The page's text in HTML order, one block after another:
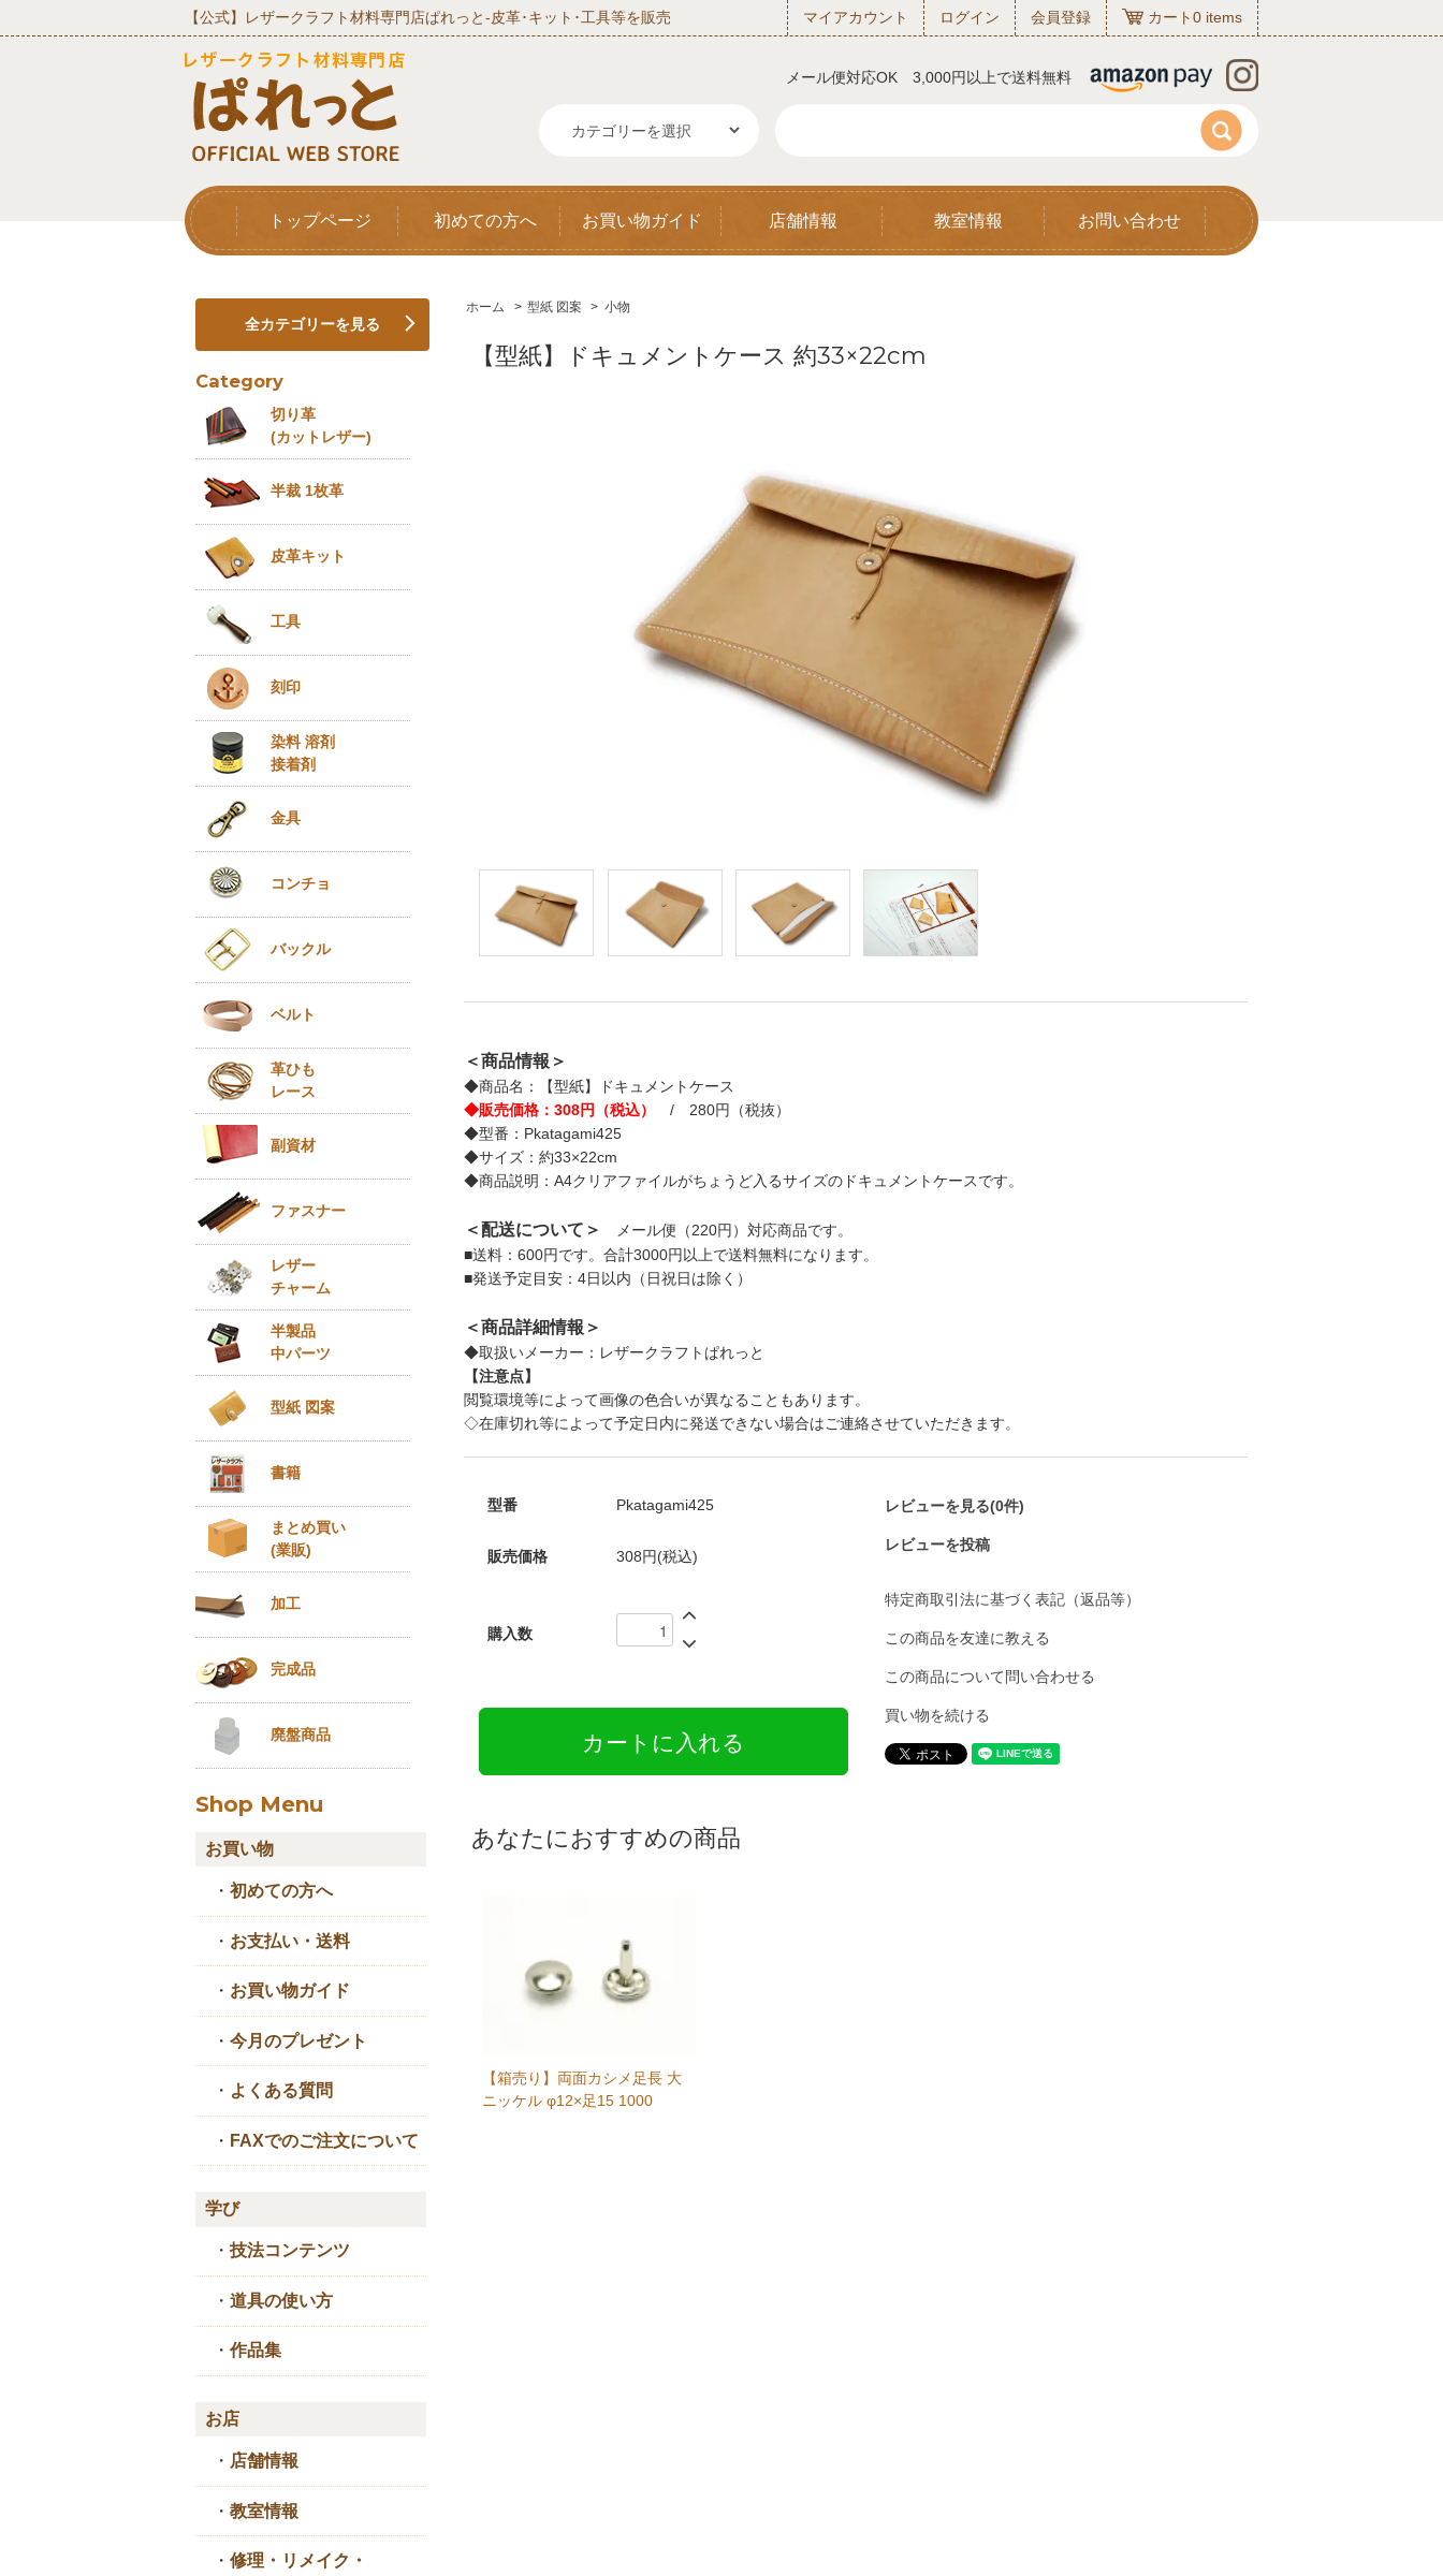
【公式】レザークラフト材料専門店ぱれっと‐皮革･キット･工具等を販売 マイアカウント ログイン 会員登録 カート0 items
メール便対応OK 3,000円以上で送料無料
トップページ 初めての方へ お買い物ガイド 店舗情報 教室情報 お問い合わせ
ホーム > 型紙 図案 > 小物
【型紙】ドキュメントケース 約33×22cm
＜商品情報＞
◆商品名：【型紙】ドキュメントケース
◆販売価格：308円（税込）
/ 280円（税抜）
◆型番：Pkatagami425
◆サイズ：約33×22cm
◆商品説明：A4クリアファイルがちょうど入るサイズのドキュメントケースです。
＜配送について＞
メール便（220円）対応商品です。
■送料：600円です。合計3000円以上で送料無料になります。
■発送予定目安：4日以内（日祝日は除く）
＜商品詳細情報＞
◆取扱いメーカー：レザークラフトぱれっと
【注意点】
閲覧環境等によって画像の色合いが異なることもあります。
◇在庫切れ等によって予定日内に発送できない場合はご連絡させていただきます。
型番 Pkatagami425
販売価格 308円(税込)
購入数
レビューを見る(0件)
レビューを投稿
特定商取引法に基づく表記（返品等）
この商品を友達に教える
この商品について問い合わせる
買い物を続ける
あなたにおすすめの商品
【箱売り】両面カシメ足長 大
ニッケル φ12×足15 1000
全カテゴリーを見る
Category
切り革
(カットレザー)
半裁 1枚革
皮革キット
工具
刻印
染料 溶剤
接着剤
金具
コンチョ
バックル
ベルト
革ひも
レース
副資材
ファスナー
レザー
チャーム
半製品
中パーツ
型紙 図案
書籍
まとめ買い
(業販)
加工
完成品
廃盤商品
Shop Menu
お買い物
・ 初めての方へ
・ お支払い・送料
・ お買い物ガイド
・ 今月のプレゼント
・ よくある質問
・ FAXでのご注文について
学び
・ 技法コンテンツ
・ 道具の使い方
・ 作品集
お店
・ 店舗情報
・ 教室情報
・ 修理・リメイク・